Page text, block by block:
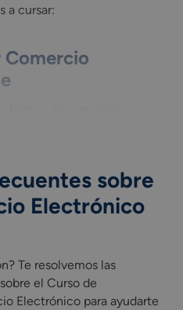
a cursar:
Comercio
aplicado al
electrónico.
y/o usuario de
en empresa u
parte integrada del
modalidad a
sobre
Electrónico
Te resolvemos las
el Curso de
Electrónico para ayudarte